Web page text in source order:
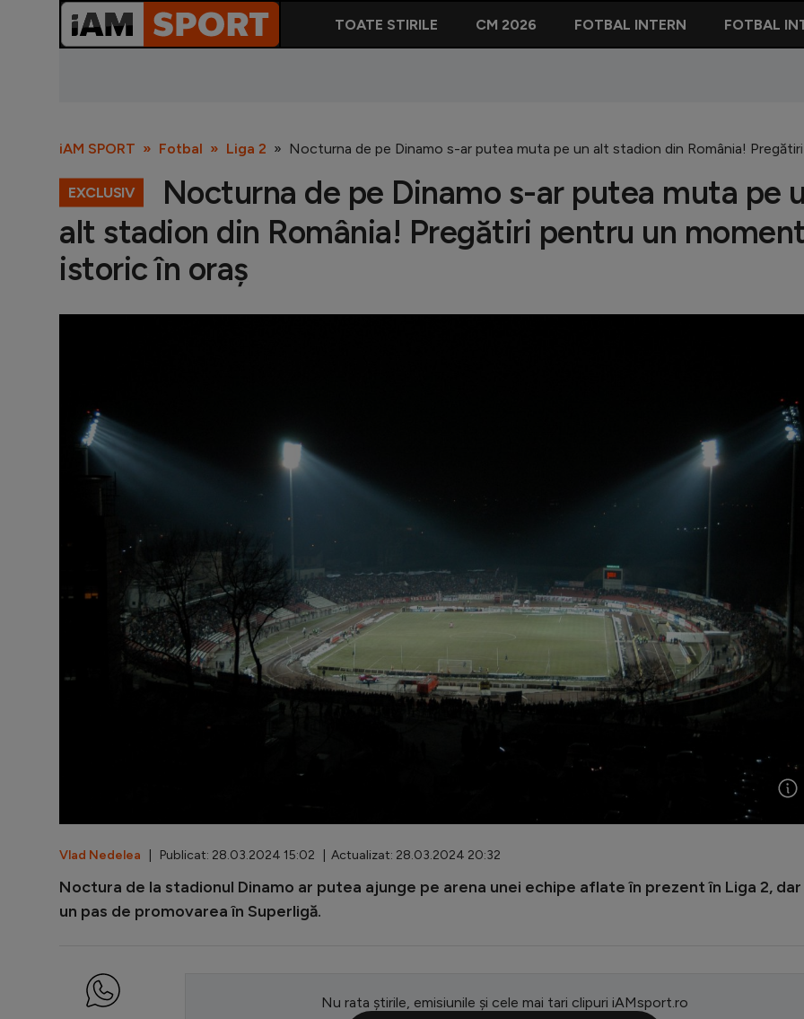
TOATE STIRILE CM 2026 FOTBAL INTERN FOTBAL
iAM SPORT Fotbal Liga 2 Nocturna de pe Dinamo s-ar putea muta pe un alt stadion din România!
EXCLUSIV
Nocturna de pe Dinamo s-ar putea muta pe
alt stadion din România! Pregătiri pentru un
istoric în oraș
Vlad Nedelea | Publicat: 28.03.2024 15:02 | Actualizat: 28.03.2024 20:32
Noctura de la stadionul Dinamo ar putea ajunge pe arena unei echipe aflate în prezent în Liga 2, dar
un pas de promovarea în Superligă.
Nu rata știrile, emisiunile și cele mai tari clipuri iAMsport.ro